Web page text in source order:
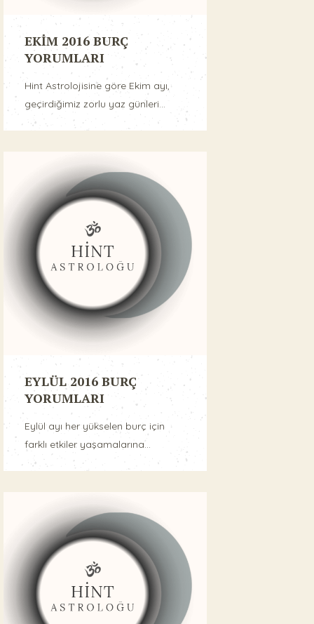
EKİM 2016 BURÇ
YORUMLARI
Hint Astrolojisine göre Ekim ayı,
geçirdiğimiz zorlu yaz günleri...
EYLÜL 2016 BURÇ
YORUMLARI
Eylül ayı her yükselen burç için
farklı etkiler yaşamalarına...